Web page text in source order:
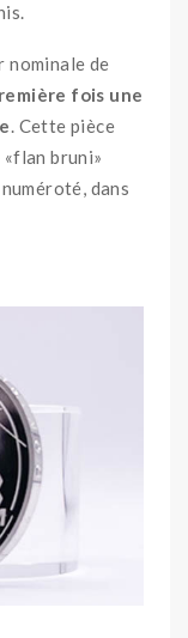
nominale de
fois une
. Cette pièce
bruni»
dans